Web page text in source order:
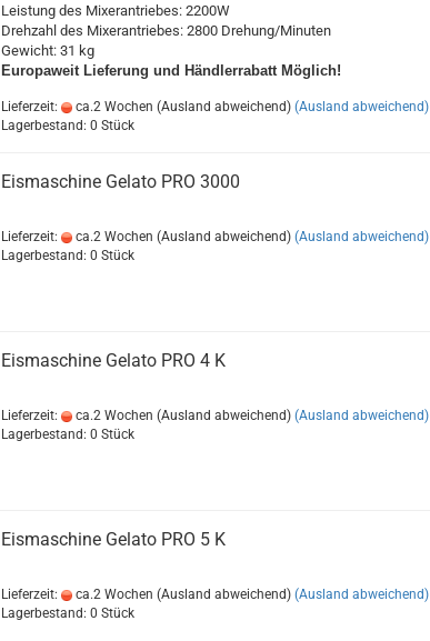
Leistung des Mixerantriebes: 2200W
Drehzahl des Mixerantriebes: 2800 Drehung/Minuten
Gewicht: 31 kg
Europaweit Lieferung und Händlerrabatt Möglich!
Lieferzeit: ca.2 Wochen (Ausland abweichend) (Ausland abweichend)
Lagerbestand: 0 Stück
Eismaschine Gelato PRO 3000
Lieferzeit: ca.2 Wochen (Ausland abweichend) (Ausland abweichend)
Lagerbestand: 0 Stück
Eismaschine Gelato PRO 4 K
Lieferzeit: ca.2 Wochen (Ausland abweichend) (Ausland abweichend)
Lagerbestand: 0 Stück
Eismaschine Gelato PRO 5 K
Lieferzeit: ca.2 Wochen (Ausland abweichend) (Ausland abweichend)
Lagerbestand: 0 Stück